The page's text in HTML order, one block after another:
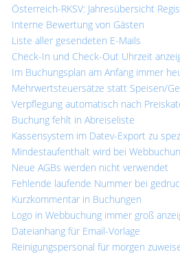
Österreich-RKSV: Jahresübersicht
Interne Bewertung von Gästen
Liste aller gesendeten E-Mails
Check-In und Check-Out Uhrzeit
Im Buchungsplan am Anfang immer
Mehrwertsteuersätze statt Speisen/
Verpflegung automatisch nach
Buchung fehlt in Abreiseliste
Kassensystem im Datev-Export zu
Mindestaufenthalt wird bei
Neue AGBs werden nicht verwendet
Fehlende laufende Nummer bei
Kurzkommentar in Buchungen
Logo in Webbuchung immer groß
Dateianhang für Email-Vorlage
Reinigungspersonal für morgen